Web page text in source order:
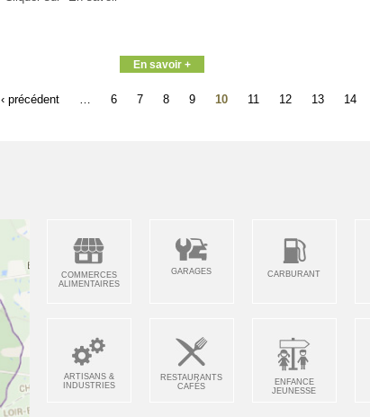
En savoir +
‹ précédent 6 7 8 9 10 11 12 13 14
COMMERCES
ALIMENTAIRES
GARAGES CARBURANT
ARTISANS &
INDUSTRIES
RESTAURANTS
CAFÉS
ENFANCE
JEUNESSE